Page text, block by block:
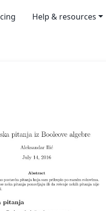
Help & resources